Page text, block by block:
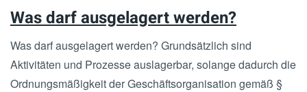
Was darf ausgelagert werden?
Was darf ausgelagert werden? Grundsätzlich sind
Aktivitäten und Prozesse auslagerbar, solange dadurch die
Ordnungsmäßigkeit der Geschäftsorganisation gemäß §